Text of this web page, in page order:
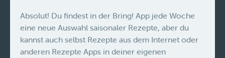
Absolut! Du findest in der Bring! App jede Woche
eine neue Auswahl saisonaler Rezepte, aber du
kannst auch selbst Rezepte aus dem Internet oder
anderen Rezepte Apps in deiner eigenen